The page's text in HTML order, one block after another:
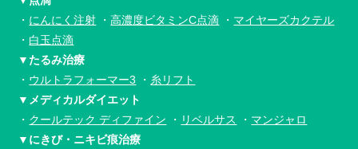
・ にんにく注射 ・高濃度ビタミンC点滴 ・ マイヤーズカクテル
・ 白玉点滴
▼たるみ治療
・ ウルトラフォーマー3 ・ 糸リフト
▼メディカルダイエット
・ クールテック ディファイン ・ リベルサス ・ マンジャロ
▼にきび・ニキビ痕治療